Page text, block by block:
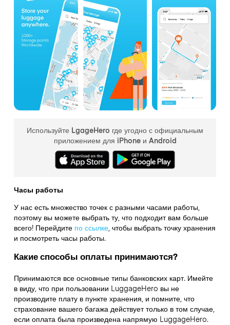
Используйте LgageHero где угодно с официальным
приложением для iPhone и Android
Часы работы
У нас есть множество точек с разными часами работы,
поэтому вы можете выбрать ту, что подходит вам больше
всего! Перейдите по ссылке,чтобы выбрать точку хранения
и посмотреть часы работы.
Какие способы оплаты принимаются?
Принимаются все основные типы банковских карт. Имейте
в виду, что при пользовании LuggageHero вы не
производите плату в пункте хранения, и помните, что
страхование вашего багажа действует только в том случае,
если оплата была произведена напрямую LuggageHero.